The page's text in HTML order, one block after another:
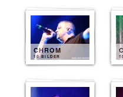
CHROM
10 BILDER